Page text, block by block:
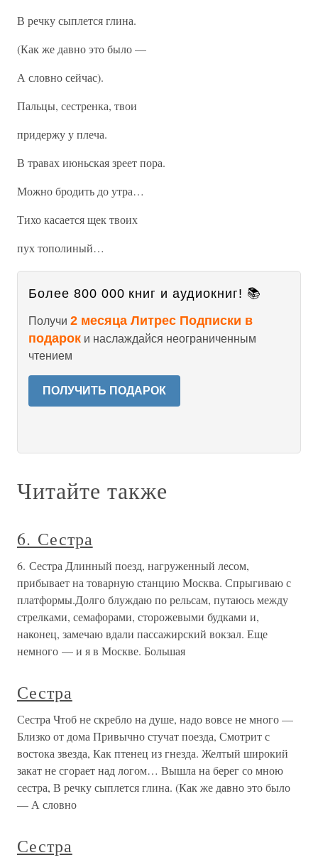
В речку сыплется глина.
(Как же давно это было —
А словно сейчас).
Пальцы, сестренка, твои
придержу у плеча.
В травах июньская зреет пора.
Можно бродить до утра…
Тихо касается щек твоих
пух тополиный…
Более 800 000 книг и аудиокниг! 📚
Получи 2 месяца Литрес Подписки в
подарок и наслаждайся неограниченным
чтением
ПОЛУЧИТЬ ПОДАРОК
Читайте также
6. Сестра
6. Сестра Длинный поезд, нагруженный лесом,
прибывает на товарную станцию Москва. Спрыгиваю с
платформы.Долго блуждаю по рельсам, путаюсь между
стрелками, семафорами, сторожевыми будками и,
наконец, замечаю вдали пассажирский вокзал. Еще
немного — и я в Москве. Большая
Сестра
Сестра Чтоб не скребло на душе, надо вовсе не много —
Близко от дома Привычно стучат поезда, Смотрит с
востока звезда, Как птенец из гнезда. Желтый широкий
закат не сгорает над логом… Вышла на берег со мною
сестра, В речку сыплется глина. (Как же давно это было
— А словно
Сестра